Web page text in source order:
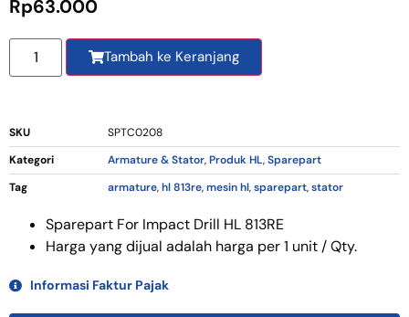
Rp63.000
Tambah ke Keranjang
SKU
SPTC0208
Kategori
Armature & Stator,Produk HL,Sparepart
Tag
armature,hl 813re,mesin hl,sparepart,stator
Sparepart For Impact Drill HL 813RE
Harga yang dijual adalah harga per 1 unit / Qty.
Informasi Faktur Pajak